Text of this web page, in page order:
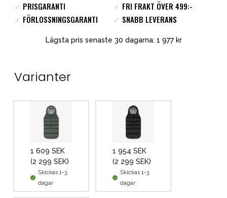
✓ PRISGARANTI ✓ FRI FRAKT ÖVER 499:-
✓ FÖRLOSSNINGSGARANTI ✓ SNABB LEVERANS
Lägsta pris senaste 30 dagarna: 1 977 kr
Varianter
1 609 SEK
(2 299 SEK)
Skickas 1-3
dagar
1 954 SEK
(2 299 SEK)
Skickas 1-3
dagar